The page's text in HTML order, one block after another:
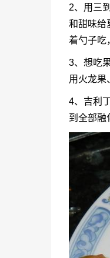
2、用三
和甜味给
着勺子吃
3、想吃
用火龙果
4、吉利
到全部融